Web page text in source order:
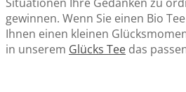
gewinnen. Wenn Sie einen Bio
Ihnen einen kleinen
in unserem Glücks Tee das